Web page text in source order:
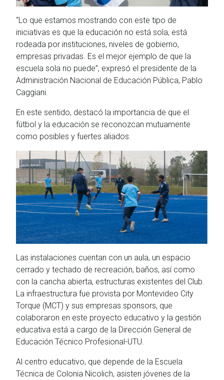
“Lo que estamos mostrando con este tipo de
iniciativas es que la educación no está sola, está
rodeada por instituciones, niveles de gobierno,
empresas privadas. Es el mejor ejemplo de que la
escuela sola no puede”, expresó el presidente de la
Administración Nacional de Educación Pública, Pablo
Caggiani.
En este sentido, destacó la importancia de que el
fútbol y la educación se reconozcan mutuamente
como posibles y fuertes aliados.
Las instalaciones cuentan con un aula, un espacio
cerrado y techado de recreación, baños, así como
con la cancha abierta, estructuras existentes del Club.
La infraestructura fue provista por Montevideo City
Torque (MCT) y sus empresas sponsors, que
colaboraron en este proyecto educativo y la gestión
educativa está a cargo de la Dirección General de
Educación Técnico Profesional-UTU.
Al centro educativo, que depende de la Escuela
Técnica de Colonia Nicolich, asisten jóvenes de la